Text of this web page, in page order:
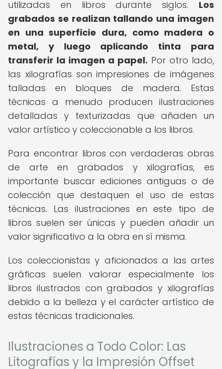
utilizadas en libros durante siglos. Los
grabados se realizan tallando una imagen
en una superficie dura, como madera o
metal, y luego aplicando tinta para
transferir la imagen a papel. Por otro lado,
las xilografías son impresiones de imágenes
talladas en bloques de madera. Estas
técnicas a menudo producen ilustraciones
detalladas y texturizadas que añaden un
valor artístico y coleccionable a los libros.
Para encontrar libros con verdaderas obras
de arte en grabados y xilografías, es
importante buscar ediciones antiguas o de
colección que destaquen el uso de estas
técnicas. Las ilustraciones en este tipo de
libros suelen ser únicas y pueden añadir un
valor significativo a la obra en sí misma.
Los coleccionistas y aficionados a las artes
gráficas suelen valorar especialmente los
libros ilustrados con grabados y xilografías
debido a la belleza y el carácter artístico de
estas técnicas tradicionales.
Ilustraciones a Todo Color: Las
Litografías y la Impresión Offset